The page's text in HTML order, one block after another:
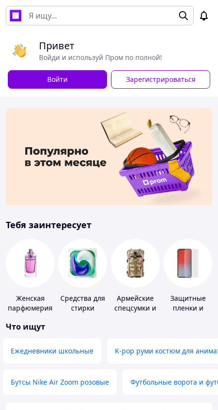
Привет
Войди и используй Пром по полной!
Войти Зарегистрироваться
Тебя заинтересует
Женская
парфюмерия
Средства для
стирки
Армейские
спецсумки и
Защитные
пленки и
Что ищут
Ежедневники школьные K-pop руми костюм для
Бутсы Nike Air Zoom розовые Футбольные ворота и